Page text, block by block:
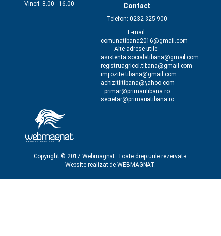
Vineri: 8.00 - 16.00
Contact
Telefon: 0232 325 900
E-mail:
comunatibana2016@gmail.com
Alte adrese utile:
asistenta.socialatibana@gmail.com
registruagricol.tibana@gmail.com
impozite.tibana@gmail.com
achizitiitibana@yahoo.com
primar@primaritibana.ro
secretar@primariatibana.ro
Copyright © 2017 Webmagnat. Toate drepturile rezervate.
Website realizat de WEBMAGNAT.